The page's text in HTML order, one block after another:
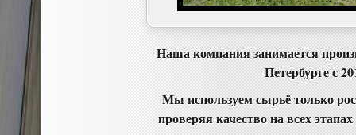
Наша компания занимается
Петербурге с
Мы используем сырьё только
проверяя качество на всех